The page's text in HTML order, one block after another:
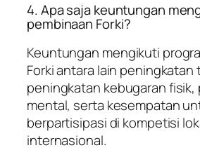
4. Apa saja keuntungan
pembinaan Forki?
Keuntungan mengikuti
Forki antara lain peningkatan
peningkatan kebugaran fisik,
mental, serta kesempatan
berpartisipasi di kompetisi
internasional.